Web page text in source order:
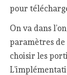
pour
On va dans
paramètres de
choisir les